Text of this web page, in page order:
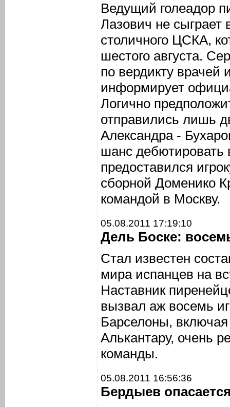
Ведущий голеадор
Лазович не
столичного ЦСКА,
шестого августа.
по вердикту врачей
информирует
Логично
отправились лишь
Александра -
шанс дебютировать
предоставился
сборной Доменико
командой в Москву.
05.08.2011 17:19:10
Дель Боске:
Стал известен
мира испанцев на
Наставник
вызвал аж восемь
Барселоны, включая
Алькантару, очень
команды.
05.08.2011 16:56:36
Бердыев